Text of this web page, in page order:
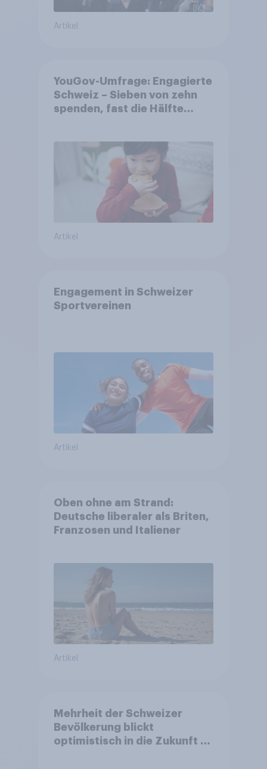
Artikel
YouGov-Umfrage: Engagierte
Schweiz – Sieben von zehn
spenden, fast die Hälfte
Artikel
Engagement in Schweizer
Sportvereinen
Artikel
Oben ohne am Strand:
Deutsche liberaler als Briten,
Franzosen und Italiener
Artikel
Mehrheit der Schweizer
Bevölkerung blickt
optimistisch in die Zukunft –